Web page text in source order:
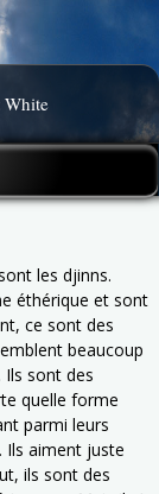
White
les djinns.
éthérique et sont
ce sont des
beaucoup
Ils sont des
quelle forme
parmi leurs
Ils aiment juste
ils sont des